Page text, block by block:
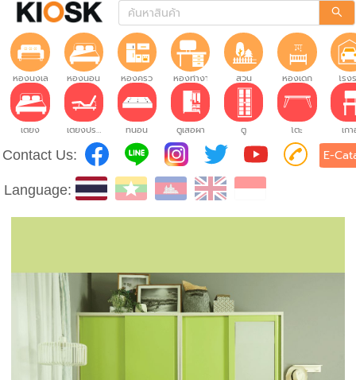
ห้องนั่งเล่น ห้องนอน ห้องครัว ห้องทำงาน สวน ห้องเด็ก โรง
เตียง เตียงปรับระดับ ที่นอน ตู้เสื้อผ้า ตู้ โต๊ะ เก้
Contact Us: E-
Language: